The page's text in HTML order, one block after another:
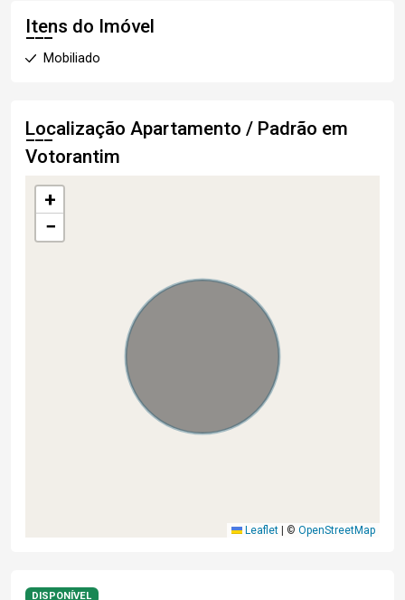
Itens do Imóvel
Mobiliado
Localização Apartamento / Padrão em
Votorantim
+
−
Leaflet © OpenStreetMap
DISPONÍVEL